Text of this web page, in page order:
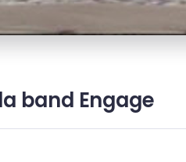
band Engage